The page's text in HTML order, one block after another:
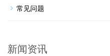
常见问题
新闻资讯